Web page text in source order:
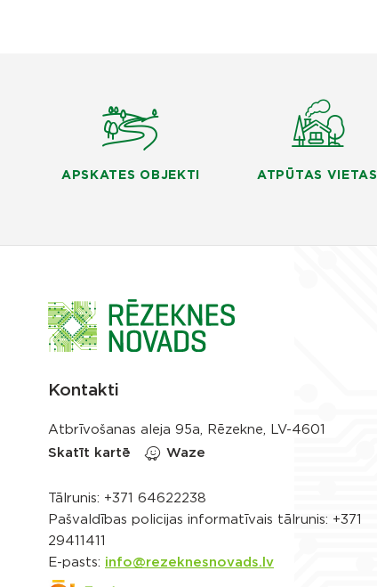
APSKATES OBJEKTI ATPŪTAS VIETAS
Kontakti
Atbrīvošanas aleja 95a, Rēzekne, LV-4601
Skatīt kartē
Waze
Tālrunis: +371 64622238
Pašvaldības policijas informatīvais tālrunis: +371
29411411
E-pasts: info@rezeknesnovads.lv